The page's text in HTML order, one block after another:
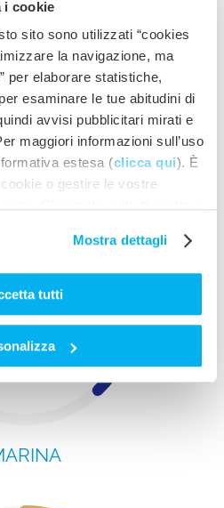
i cookie
sito sono utilizzati “cookies
la navigazione, ma
per elaborare statistiche,
esaminare le tue abitudini di
avvisi pubblicitari mirati e
maggiori informazioni sull’uso
estesa (clicca qui). È
o gestire le vostre
non consentono l’utilizzo di
Mostra dettagli
tutti
and Usi
| SVR